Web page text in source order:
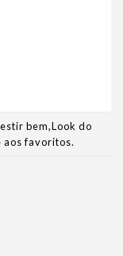
bem,Look do
aos favoritos.